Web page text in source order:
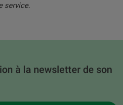
service.
à la newsletter de son